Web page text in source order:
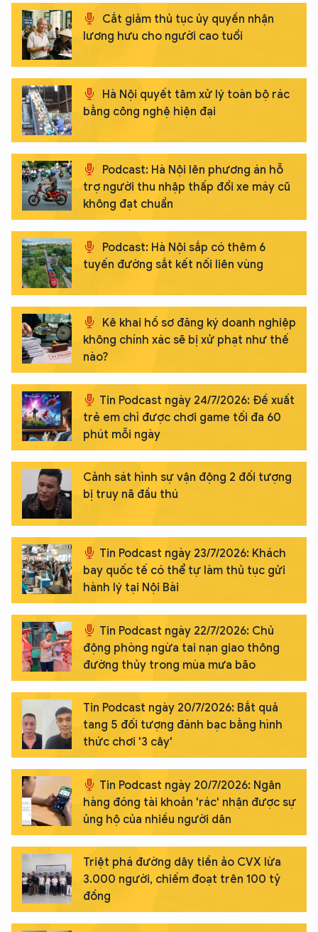
Cắt giảm thủ tục ủy quyền nhận
lương hưu cho người cao tuổi
Hà Nội quyết tâm xử lý toàn bộ rác
bằng công nghệ hiện đại
Podcast: Hà Nội lên phương án hỗ
trợ người thu nhập thấp đổi xe máy cũ
không đạt chuẩn
Podcast: Hà Nội sắp có thêm 6
tuyến đường sắt kết nối liên vùng
Kê khai hồ sơ đăng ký doanh nghiệp
không chính xác sẽ bị xử phạt như thế
nào?
Tin Podcast ngày 24/7/2026: Đề xuất
trẻ em chỉ được chơi game tối đa 60
phút mỗi ngày
Cảnh sát hình sự vận động 2 đối tượng
bị truy nã đầu thú
Tin Podcast ngày 23/7/2026: Khách
bay quốc tế có thể tự làm thủ tục gửi
hành lý tại Nội Bài
Tin Podcast ngày 22/7/2026: Chủ
động phòng ngừa tai nạn giao thông
đường thủy trong mùa mưa bão
Tin Podcast ngày 20/7/2026: Bắt quả
tang 5 đối tượng đánh bạc bằng hình
thức chơi '3 cây'
Tin Podcast ngày 20/7/2026: Ngân
hàng đóng tài khoản 'rác' nhận được sự
ủng hộ của nhiều người dân
Triệt phá đường dây tiền ảo CVX lừa
3.000 người, chiếm đoạt trên 100 tỷ
đồng
XIN CHÀO,
TÔI LÀ CHATBOT CỦA
Hãy hỏi tôi bất kỳ điều gì bạn cần biết về
An Ninh Thủ Đô nhé. Tôi sẵn sàng hỗ trợ!